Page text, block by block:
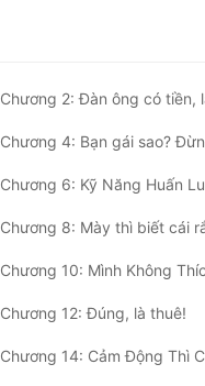
Chương 2: Đàn ông có tiền, làm gì
Chương 4: Bạn gái sao?
Chương 6: Kỹ Năng Huấn
Chương 8: Mày thì biết cái rắm
Chương 10: Mình Không
Chương 12: Đúng, là thuê!
Chương 14: Cảm Động Thì Cảm